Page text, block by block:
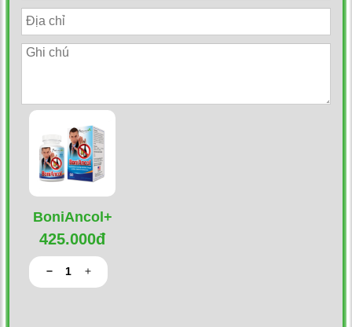
BoniAncol+
425.000đ